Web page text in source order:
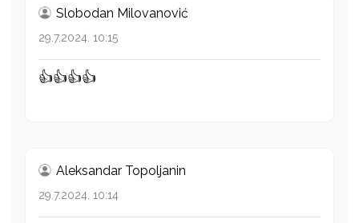
Slobodan Milovanović
29.7.2024. 10:15
👍👍👍👍
Aleksandar Topoljanin
29.7.2024. 10:14